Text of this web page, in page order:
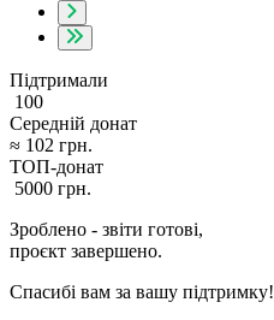
Підтримали
100
Середній донат
≈ 102 грн.
ТОП-донат
5000 грн.
Зроблено - звіти готові,
проєкт завершено.
Спасибі вам за вашу підтримку!